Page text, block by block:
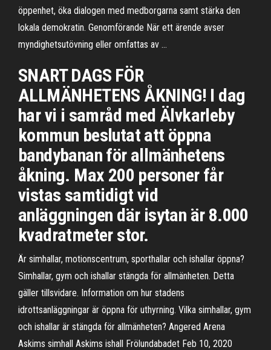
öppenhet, öka dialogen med medborgarna samt stärka den
lokala demokratin. Genomförande När ett ärende avser
myndighetsutövning eller omfattas av …
SNART DAGS FÖR
ALLMÄNHETENS ÅKNING! I dag
har vi i samråd med Älvkarleby
kommun beslutat att öppna
bandybanan för allmänhetens
åkning. Max 200 personer får
vistas samtidigt vid
anläggningen där isytan är 8.000
kvadratmeter stor.
Är simhallar, motionscentrum, sporthallar och ishallar öppna?
Simhallar, gym och ishallar stängda för allmänheten. Detta
gäller tillsvidare. Information om hur stadens
idrottsanläggningar är öppna för uthyrning. Vilka simhallar, gym
och ishallar är stängda för allmänheten? Angered Arena
Askims simhall Askims ishall Frölundabadet Feb 10, 2020